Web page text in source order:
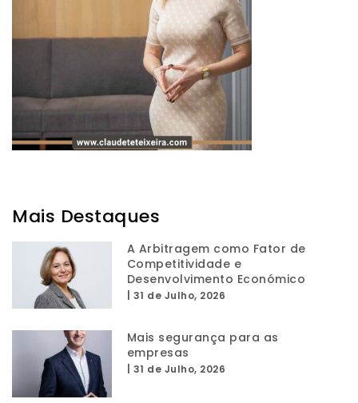
Mais Destaques
A Arbitragem como Fator de
Competitividade e
Desenvolvimento Económico
31 de Julho, 2026
Mais segurança para as
empresas
31 de Julho, 2026